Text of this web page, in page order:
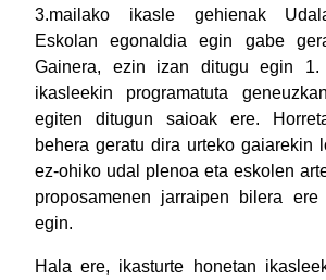
3.mailako ikasle gehienak
Eskolan egonaldia egin gabe
Gainera, ezin izan ditugu egin
ikasleekin programatuta
egiten ditugun saioak ere.
behera geratu dira urteko gaiarekin
ez-ohiko udal plenoa eta eskolen
proposamenen jarraipen bilera
egin.
Hala ere, ikasturte honetan